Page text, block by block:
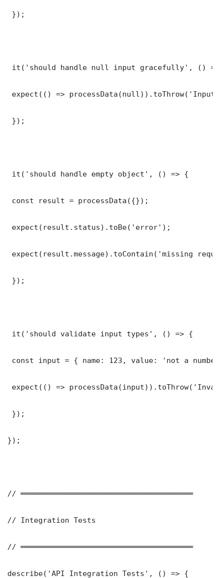
});
it('should handle null input gracefully', ()
expect(() =>
});
it('should handle empty object', () => {
const result = processData({});
expect(result.status).toBe('error');
expect(result.message).toContain('missing
});
it('should validate input types', () => {
const input = { name: 123, value: 'not a
expect(() =>
});
});
// ═══════════════════════════════════════
// Integration Tests
// ═══════════════════════════════════════
describe('API Integration Tests', () => {